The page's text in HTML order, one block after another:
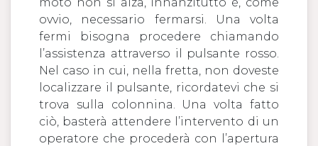
ovvio, necessario fermarsi. Una volta
fermi bisogna procedere chiamando
l’assistenza attraverso il pulsante rosso.
Nel caso in cui, nella fretta, non doveste
localizzare il pulsante, ricordatevi che si
trova sulla colonnina. Una volta fatto
ciò, basterà attendere l’intervento di un
operatore che procederà con l’apertura